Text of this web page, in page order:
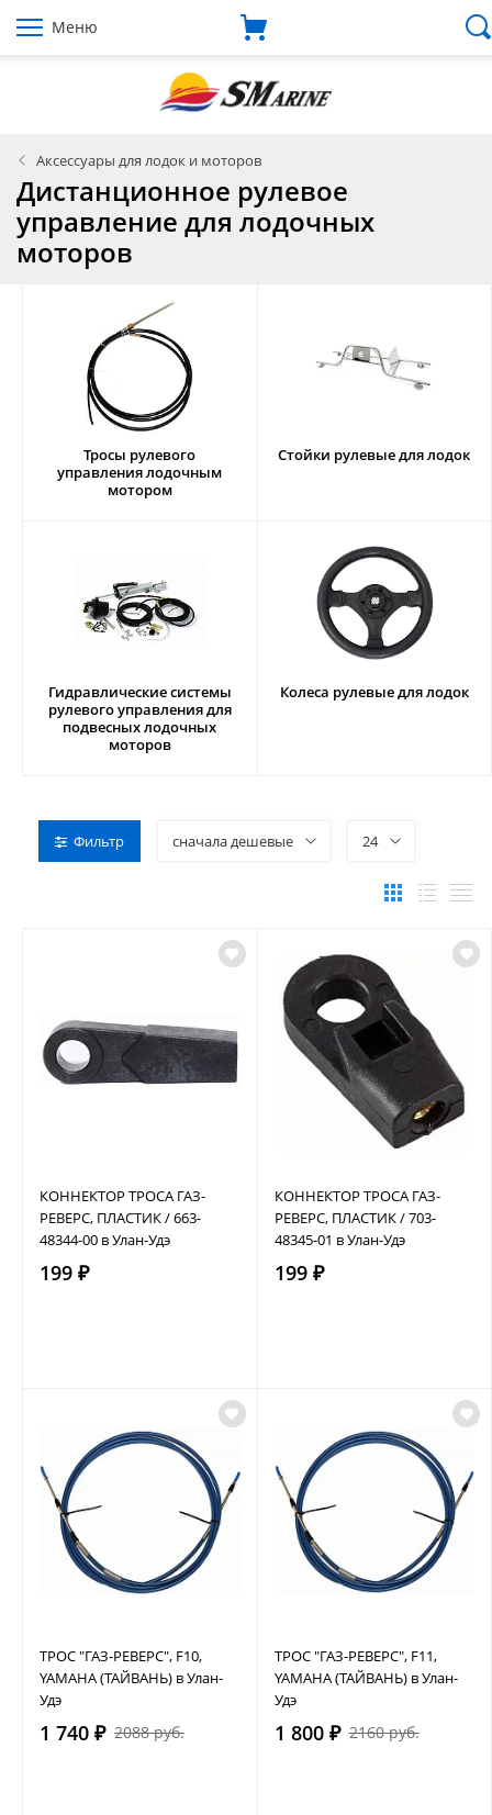
Меню
Аксессуары для лодок и моторов
Дистанционное рулевое
управление для лодочных
моторов
Тросы рулевого
управления лодочным
мотором
Стойки рулевые для лодок
Гидравлические системы
рулевого управления для
подвесных лодочных
моторов
Колеса рулевые для лодок
Фильтр сначала дешевые 24
КОННЕКТОР ТРОСА ГАЗ-
РЕВЕРС, ПЛАСТИК / 663-
48344-00 в Улан-Удэ
199 ₽
КОННЕКТОР ТРОСА ГАЗ-
РЕВЕРС, ПЛАСТИК / 703-
48345-01 в Улан-Удэ
199 ₽
ТРОС "ГАЗ-РЕВЕРС", F10,
YAMAHA (ТАЙВАНЬ) в Улан-
Удэ
1 740 ₽ 2088 руб.
ТРОС "ГАЗ-РЕВЕРС", F11,
YAMAHA (ТАЙВАНЬ) в Улан-
Удэ
1 800 ₽ 2160 руб.